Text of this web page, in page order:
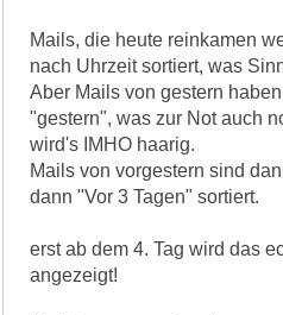
Mails, die heute reinkamen
nach Uhrzeit sortiert, was
Aber Mails von gestern
"gestern", was zur Not auch
wird's IMHO haarig.
Mails von vorgestern sind
dann "Vor 3 Tagen" sortiert.
erst ab dem 4. Tag wird das
angezeigt!